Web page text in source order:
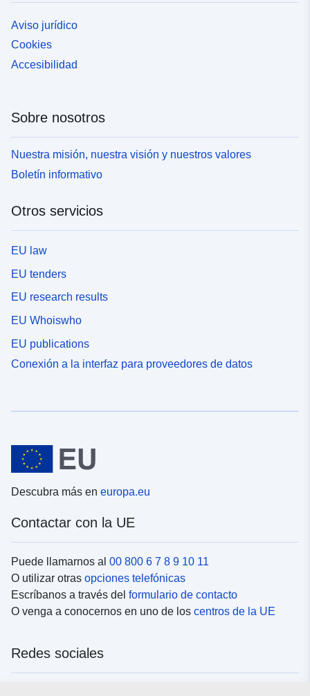
Aviso jurídico
Cookies
Accesibilidad
Sobre nosotros
Nuestra misión, nuestra visión y nuestros valores
Boletín informativo
Otros servicios
EU law
EU tenders
EU research results
EU Whoiswho
EU publications
Conexión a la interfaz para proveedores de datos
Descubra más en europa.eu
Contactar con la UE
Puede llamarnos al 00 800 6 7 8 9 10 11
O utilizar otras opciones telefónicas
Escríbanos a través del formulario de contacto
O venga a conocernos en uno de los centros de la UE
Redes sociales